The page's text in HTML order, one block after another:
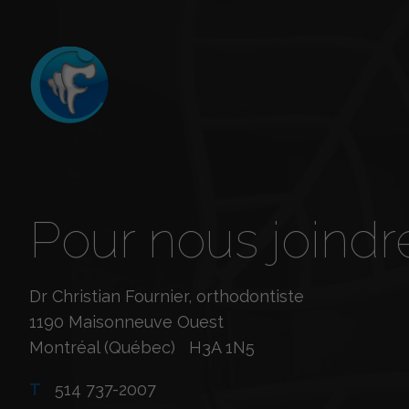
Pour nous
Dr Christian Fournier, orthodontiste
1190 Maisonneuve Ouest
Montréal (Québec) H3A 1N5
T 514 737-2007